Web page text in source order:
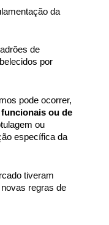
da
de
por
pode ocorrer,
ou de
ou
específica da
tiveram
regras de